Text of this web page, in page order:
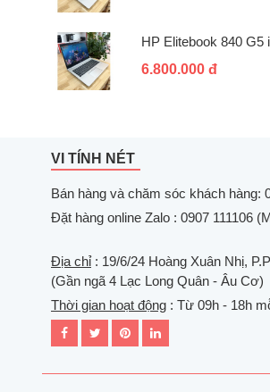
HP Elitebook 840 G5
6.800.000 đ
VI TÍNH NÉT
Bán hàng và chăm sóc khách hàng:
Đặt hàng online Zalo : 0907 111106
Địa chỉ: 19/6/24 Hoàng Xuân Nhị,
(Gần ngã 4 Lạc Long Quân - Âu Cơ)
Thời gian hoạt động : Từ 09h - 18h